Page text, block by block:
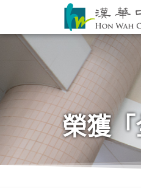
榮獲「